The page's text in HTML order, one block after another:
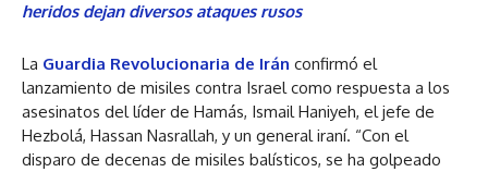
heridos dejan diversos ataques rusos
La Guardia Revolucionaria de Irán confirmó el
lanzamiento de misiles contra Israel como respuesta a los
asesinatos del líder de Hamás, Ismail Haniyeh, el jefe de
Hezbolá, Hassan Nasrallah, y un general iraní. “Con el
disparo de decenas de misiles balísticos, se ha golpeado